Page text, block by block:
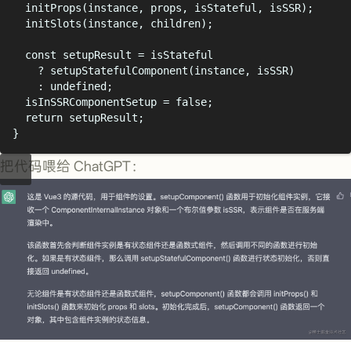
initProps (instance, props , isStateful , isSSR) ;
initSlots (instance, children) ;
const setupResult = isStateful
?
setupStatefulComponent (instance, isSSR)
:
undefined;
isInSSRComponentSetup = false;
return setupResult ;
}
把代码喂给 ChatGPT：